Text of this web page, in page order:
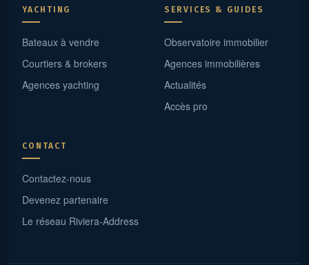
YACHTING
Bateaux à vendre
Courtiers & brokers
Agences yachting
SERVICES & GUIDES
Observatoire immobilier
Agences immobilières
Actualités
Accès pro
CONTACT
Contactez-nous
Devenez partenaire
Le réseau Riviera-Address